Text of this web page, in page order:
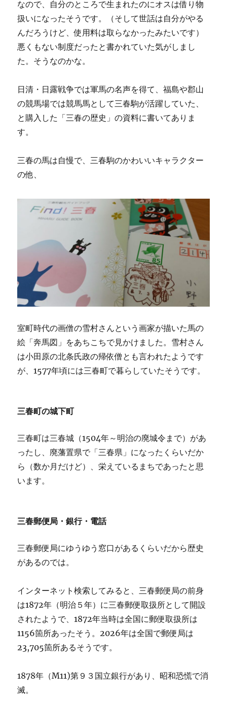
なので、自分のところで生まれたのにオスは借り物
扱いになったそうです。（そして世話は自分がやる
んだろうけど、使用料は取らなかったみたいです）
悪くもない制度だったと書かれていた気がしまし
た。そうなのかな。
日清・日露戦争では軍馬の名声を得て、福島や郡山
の競馬場では競馬馬として三春駒が活躍していた、
と購入した「三春の歴史」の資料に書いてありま
す。
三春の馬は自慢で、三春駒のかわいいキャラクター
の他、
室町時代の画僧の雪村さんという画家が描いた馬の
絵「奔馬図」をあちこちで見かけました。雪村さん
は小田原の北条氏政の帰依僧とも言われたようです
が、1577年頃には三春町で暮らしていたそうです。
三春町の城下町
三春町は三春城（1504年～明治の廃城令まで）があ
ったし、廃藩置県で「三春県」になったくらいだか
ら（数か月だけど）、栄えているまちであったと思
います。
三春郵便局・銀行・電話
三春郵便局にゆうゆう窓口があるくらいだから歴史
があるのでは。
インターネット検索してみると、三春郵便局の前身
は1872年（明治５年）に三春郵便取扱所として開設
されたようで、1872年当時は全国に郵便取扱所は
1156箇所あったそう。2026年は全国で郵便局は
23,705箇所あるそうです。
1878年（M11)第９３国立銀行があり、昭和恐慌で消
滅。